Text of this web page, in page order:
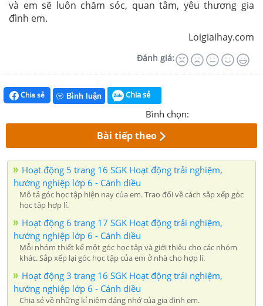
và em sẽ luôn chăm sóc, quan tâm, yêu thương gia
đình em.
Loigiaihay.com
Đánh giá:
Chia sẻ Bình luận Chia sẻ
Bình chọn:
Bài tiếp theo
Hoạt động 5 trang 16 SGK Hoạt động trải nghiệm,
hướng nghiệp lớp 6 - Cánh diều
Mô tả góc học tập hiện nay của em. Trao đổi về cách sắp xếp góc
học tập hợp lí.
Hoạt động 6 trang 17 SGK Hoạt động trải nghiệm,
hướng nghiệp lớp 6 - Cánh diều
Mỗi nhóm thiết kế một góc học tập và giới thiệu cho các nhóm
khác. Sắp xếp lại góc học tập của em ở nhà cho hợp lí.
Hoạt động 3 trang 16 SGK Hoạt động trải nghiệm,
hướng nghiệp lớp 6 - Cánh diều
Chia sẻ về những kỉ niệm đáng nhớ của gia đình em.